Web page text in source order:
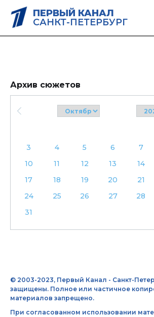
ПЕРВЫЙ КАНАЛ
САНКТ-ПЕТЕРБУРГ
Архив сюжетов
3
4 5 6 7
10
11 12 13 14
17
18 19 20 21
24
25 26 27 28
31
© 2003-2023, Первый Канал - Санкт-
защищены. Полное или частичное
материалов запрещено.
При согласованном использовании